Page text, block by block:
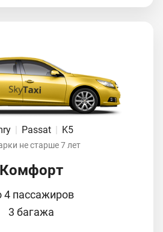
Passat K5
не старше 7 лет
Комфорт
4 пассажиров
3 багажа